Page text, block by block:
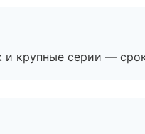
крупные серии —